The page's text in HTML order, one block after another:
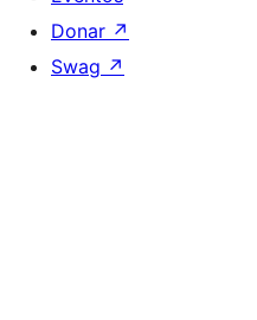
Donar ↗
Swag ↗